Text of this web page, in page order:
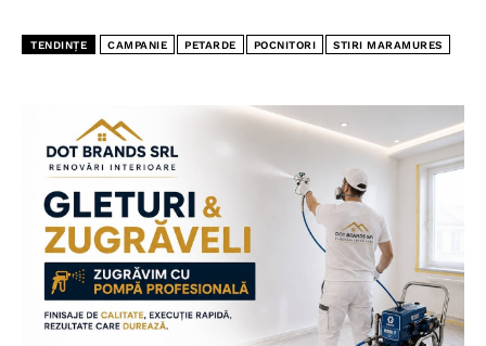
TENDINȚE CAMPANIE PETARDE POCNITORI STIRI MARAMURES